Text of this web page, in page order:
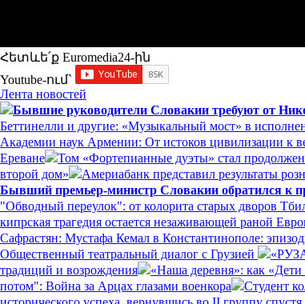
Հետևե՛ք Euromedia24-ին
Youtube-ում`
Лента новостей
Бывшие руководители Словакии требуют от
Беттинелли и другие: «Музыкальный мост» в
Академии наук Армении: От истоков цивилизации к
Ереване
Том «Фортепианные дуэты» стал
второй дом»
Америабанк представил результаты
Бывший премьер-министр Словакии обратился к
"Обводный переулок": от колорита старых дворов
кипрская трагедия остается незаживающей раной
Сафрастян: Мустафа Кемал в Константинополе:
Общественный театральный диалог с Грузией
традиций и возрождения
«Наша деревня»: как
потом": Война за Арцах глазами военкора
Студент